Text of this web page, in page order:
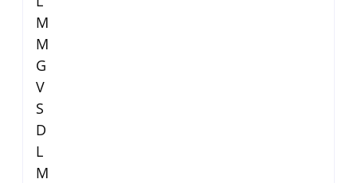
M
M
G
V
S
D
L
M